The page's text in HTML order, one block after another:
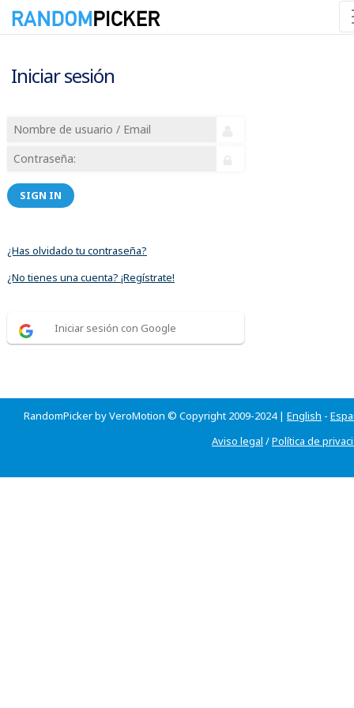
Iniciar sesión
SIGN IN
¿Has olvidado tu contraseña?
¿No tienes una cuenta? ¡Regístrate!
Iniciar sesión con Google
RandomPicker by VeroMotion © Copyright 2009-2024 | English -
Aviso legal /Política de